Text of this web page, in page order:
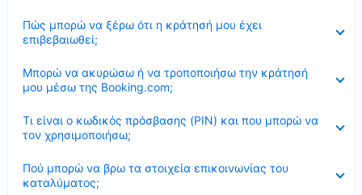
Πώς μπορώ να ξέρω ότι η κράτησή μου έχει
επιβεβαιωθεί;
Μπορώ να ακυρώσω ή να τροποποιήσω την κράτησή
μου μέσω της Booking.com;
Τι είναι ο κωδικός πρόσβασης (PIN) και που μπορώ να
τον χρησιμοποιήσω;
Πού μπορώ να βρω τα στοιχεία επικοινωνίας του
καταλύματος;